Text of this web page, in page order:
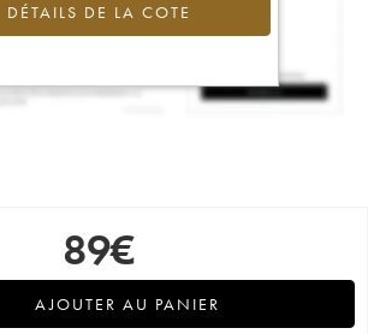
DÉTAILS DE LA COTE
89€
AJOUTER AU PANIER